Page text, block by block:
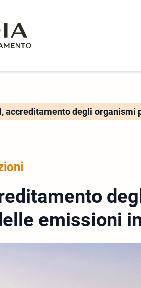
accreditamento degli
emissioni